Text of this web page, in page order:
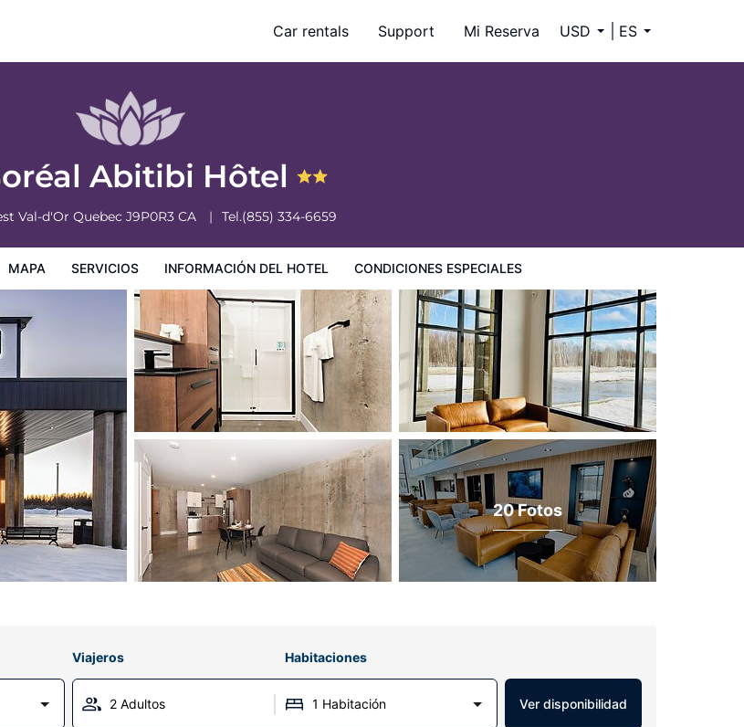
Car rentals Support Mi Reserva USD ES
Abitibi Hôtel
Val-d'Or Quebec J9P0R3 CA Tel.(855) 334-6659
MAPA SERVICIOS INFORMACIÓN DEL HOTEL CONDICIONES ESPECIALES
20 Fotos
Viajeros Habitaciones
2 Adultos 1 Habitación Ver disponibilidad